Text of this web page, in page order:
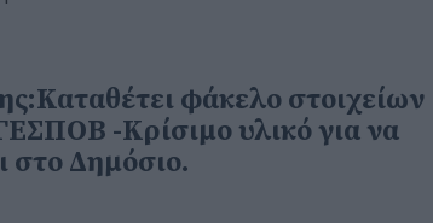
φάκελο στοιχείων
-Κρίσιμο υλικό για να
στο Δημόσιο.